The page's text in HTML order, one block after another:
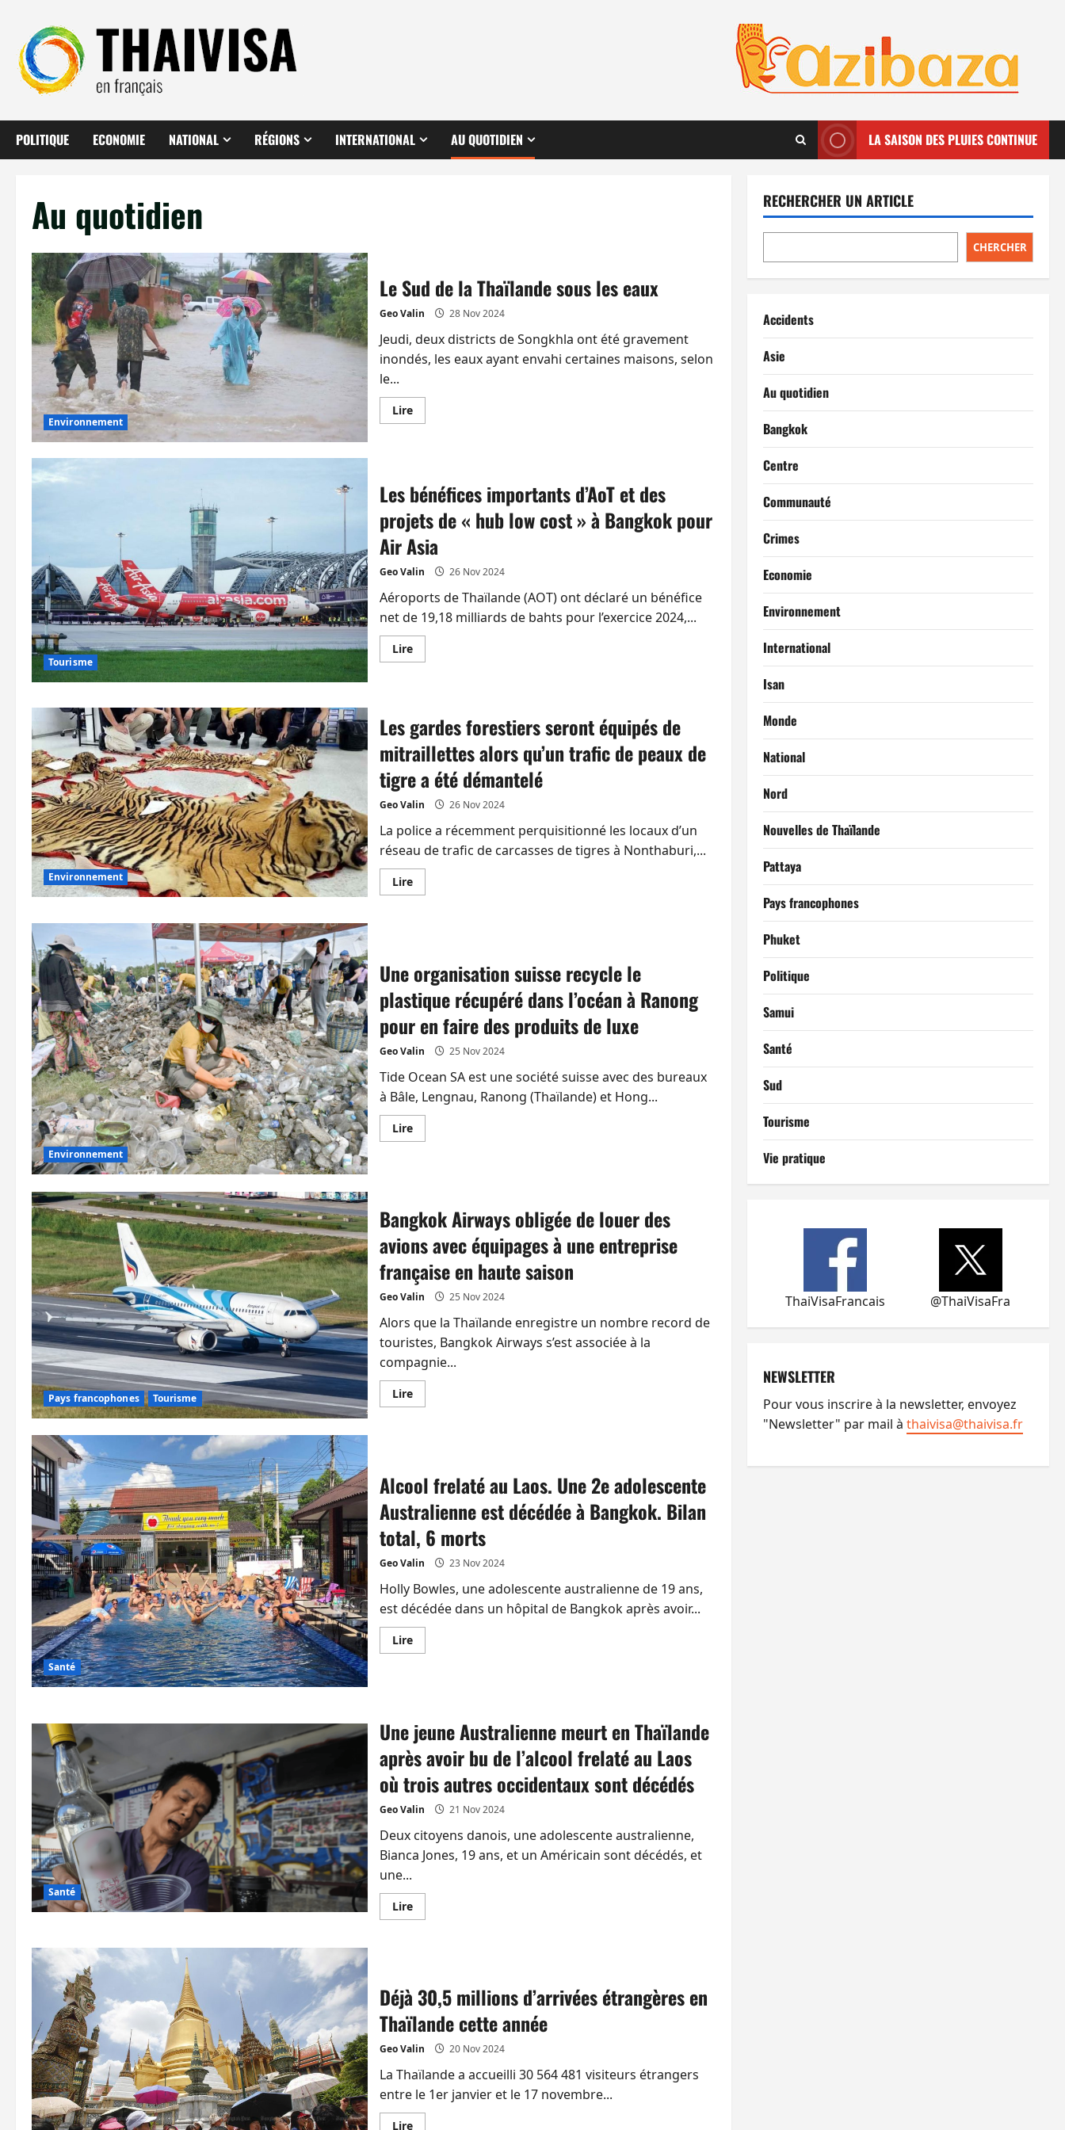
contenu
POLITIQUE ECONOMIE NATIONAL RÉGIONS INTERNATIONAL AU QUOTIDIEN LA SAISON DES PLUIES CONTINUE
Au quotidien
Environnement
Le Sud de la Thaïlande sous les eaux
Geo Valin 28 Nov 2024
Jeudi, deux districts de Songkhla ont été gravement
inondés, les eaux ayant envahi certaines maisons, selon
le...
LireEn
savoir
la
Thaïlande
les
eaux
Tourisme
Les bénéfices importants d’AoT et des
projets de « hub low cost » à Bangkok pour
Air Asia
Geo Valin 26 Nov 2024
Aéroports de Thaïlande (AOT) ont déclaré un bénéfice
net de 19,18 milliards de bahts pour l’exercice 2024,...
LireEn
savoir
d’AoT
et
des
projets
« hub
low
cost »
Bangkok
pour
Air
Asia
Environnement
Les gardes forestiers seront équipés de
mitraillettes alors qu’un trafic de peaux de
tigre a été démantelé
Geo Valin 26 Nov 2024
La police a récemment perquisitionné les locaux d’un
réseau de trafic de carcasses de tigres à Nonthaburi,...
LireEn
savoir
équipés
de
mitraillettes
alors
qu’un
trafic
de
peaux
de
tigre
a
été
démantelé
Environnement
Une organisation suisse recycle le
plastique récupéré dans l’océan à Ranong
pour en faire des produits de luxe
Geo Valin 25 Nov 2024
Tide Ocean SA est une société suisse avec des bureaux
à Bâle, Lengnau, Ranong (Thaïlande) et Hong...
LireEn
savoir
le
plastique
dans
à
Ranong
pour
en
des
produits
de
luxe
Pays francophones Tourisme
Bangkok Airways obligée de louer des
avions avec équipages à une entreprise
française en haute saison
Geo Valin 25 Nov 2024
Alors que la Thaïlande enregistre un nombre record de
touristes, Bangkok Airways s’est associée à la
compagnie...
LireEn
savoir
louer
des
avions
avec
une
entreprise
française
en
haute
saison
Santé
Alcool frelaté au Laos. Une 2e adolescente
Australienne est décédée à Bangkok. Bilan
total, 6 morts
Geo Valin 23 Nov 2024
Holly Bowles, une adolescente australienne de 19 ans,
est décédée dans un hôpital de Bangkok après avoir...
LireEn
savoir
Une
2e
adolescente
Australienne
décédée
à
Bangkok.
Bilan
total,
6
morts
Santé
Une jeune Australienne meurt en Thaïlande
après avoir bu de l’alcool frelaté au Laos
où trois autres occidentaux sont décédés
Geo Valin 21 Nov 2024
Deux citoyens danois, une adolescente australienne,
Bianca Jones, 19 ans, et un Américain sont décédés, et
une...
LireEn
savoir
en
Thaïlande
après
avoir
de
frelaté
au
Laos
trois
Déjà 30,5 millions d’arrivées étrangères en
Thaïlande cette année
Geo Valin 20 Nov 2024
La Thaïlande a accueilli 30 564 481 visiteurs étrangers
entre le 1er janvier et le 17 novembre...
LireEn
RECHERCHER UN ARTICLE
CHERCHER
Accidents
Asie
Au quotidien
Bangkok
Centre
Communauté
Crimes
Economie
Environnement
International
Isan
Monde
National
Nord
Nouvelles de Thaïlande
Pattaya
Pays francophones
Phuket
Politique
Samui
Santé
Sud
Tourisme
Vie pratique
ThaiVisaFrancais @ThaiVisaFra
NEWSLETTER
Pour vous inscrire à la newsletter, envoyez
"Newsletter" par mail à thaivisa@thaivisa.fr